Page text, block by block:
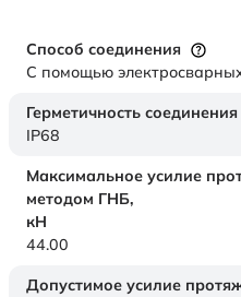
Способ соединения
С помощью
Герметичность соединения
IP68
Максимальное усилие
методом ГНБ,
кН
44.00
Допустимое усилие